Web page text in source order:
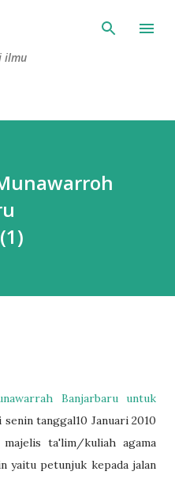
ilmu
Banjarbaru untuk
tanggal10 Januari 2010
majelis ta'lim/kuliah agama
yaitu petunjuk kepada jalan